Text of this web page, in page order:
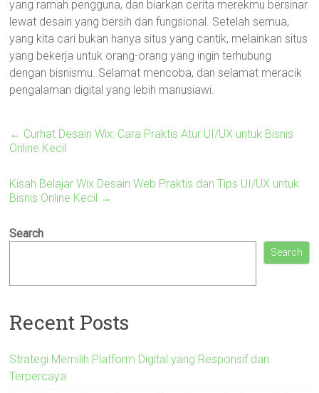
yang ramah pengguna, dan biarkan cerita merekmu bersinar
lewat desain yang bersih dan fungsional. Setelah semua,
yang kita cari bukan hanya situs yang cantik, melainkan situs
yang bekerja untuk orang-orang yang ingin terhubung
dengan bisnismu. Selamat mencoba, dan selamat meracik
pengalaman digital yang lebih manusiawi.
← Curhat Desain Wix: Cara Praktis Atur UI/UX untuk Bisnis
Online Kecil
Kisah Belajar Wix Desain Web Praktis dan Tips UI/UX untuk
Bisnis Online Kecil →
Search
Search
Recent Posts
Strategi Memilih Platform Digital yang Responsif dan
Terpercaya